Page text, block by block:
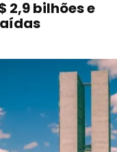
2,9 bilhões e